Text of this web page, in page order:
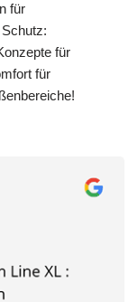
für
für
für